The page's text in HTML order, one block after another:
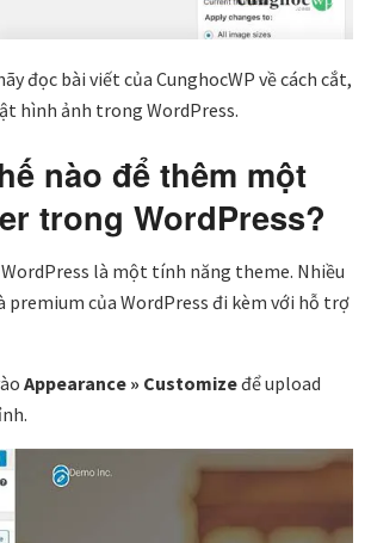
đọc bài viết của CunghocWP về cách cắt,
hình ảnh trong WordPress.
nào để thêm một
trong WordPress?
là một tính năng theme. Nhiều
premium của WordPress đi kèm với hỗ trợ
Appearance » Customizeđể upload